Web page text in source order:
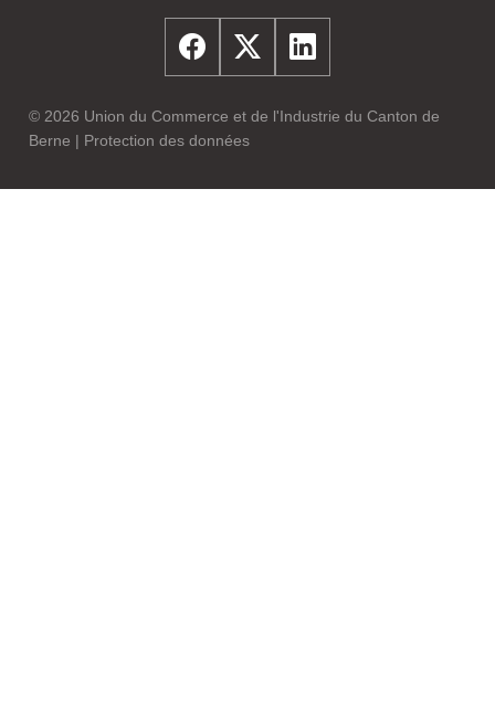
© 2026 Union du Commerce et de l'Industrie du Canton de
Berne | Protection des données